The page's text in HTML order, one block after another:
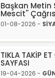
Başkan Metin
Mescit''
01-08-2026 -
TIKLA TAKİP
SAYFASI
19-04-2026 -